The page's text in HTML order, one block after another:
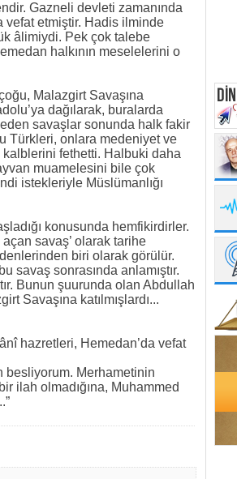
Gazneli devleti zamanında
vefat etmiştir. Hadis ilminde
âlimiydi. Pek çok talebe
halkının meselelerini o
Malazgirt Savaşına
dağılarak, buralarda
savaşlar sonunda halk fakir
Türkleri, onlara medeniyet ve
kalblerini fethetti. Halbuki daha
muamelesini bile çok
istekleriyle Müslümanlığı
konusunda hemfikirdirler.
savaş’ olarak tarihe
biri olarak görülür.
savaş sonrasında anlamıştır.
Bunun şuurunda olan Abdullah
Savaşına katılmışlardı...
hazretleri, Hemedan’da vefat
besliyorum. Merhametinin
ilah olmadığına, Muhammed